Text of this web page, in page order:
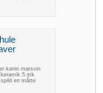
kanin marsvin
5 stk
en måtte